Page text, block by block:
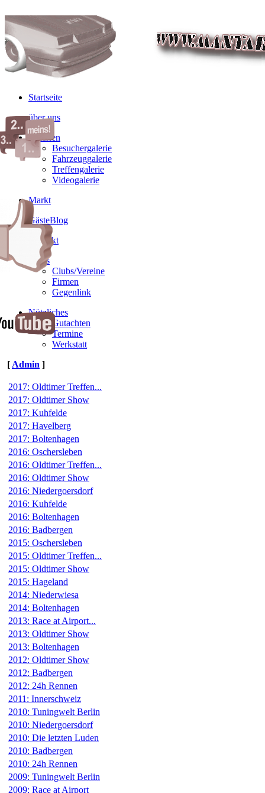
Startseite
über uns
Galerien
Besuchergalerie
Fahrzeuggalerie
Treffengalerie
Videogalerie
Markt
GästeBlog
Kontakt
Links
Clubs/Vereine
Firmen
Gegenlink
Nützliches
Gutachten
Termine
Werkstatt
[ Admin ]
2017: Oldtimer Treffen...
2017: Oldtimer Show
2017: Kuhfelde
2017: Havelberg
2017: Boltenhagen
2016: Oschersleben
2016: Oldtimer Treffen...
2016: Oldtimer Show
2016: Niedergoersdorf
2016: Kuhfelde
2016: Boltenhagen
2016: Badbergen
2015: Oschersleben
2015: Oldtimer Treffen...
2015: Oldtimer Show
2015: Hageland
2014: Niederwiesa
2014: Boltenhagen
2013: Race at Airport...
2013: Oldtimer Show
2013: Boltenhagen
2012: Oldtimer Show
2012: Badbergen
2012: 24h Rennen
2011: Innerschweiz
2010: Tuningwelt Berlin
2010: Niedergoersdorf
2010: Die letzten Luden
2010: Badbergen
2010: 24h Rennen
2009: Tuningwelt Berlin
2009: Race at Airport